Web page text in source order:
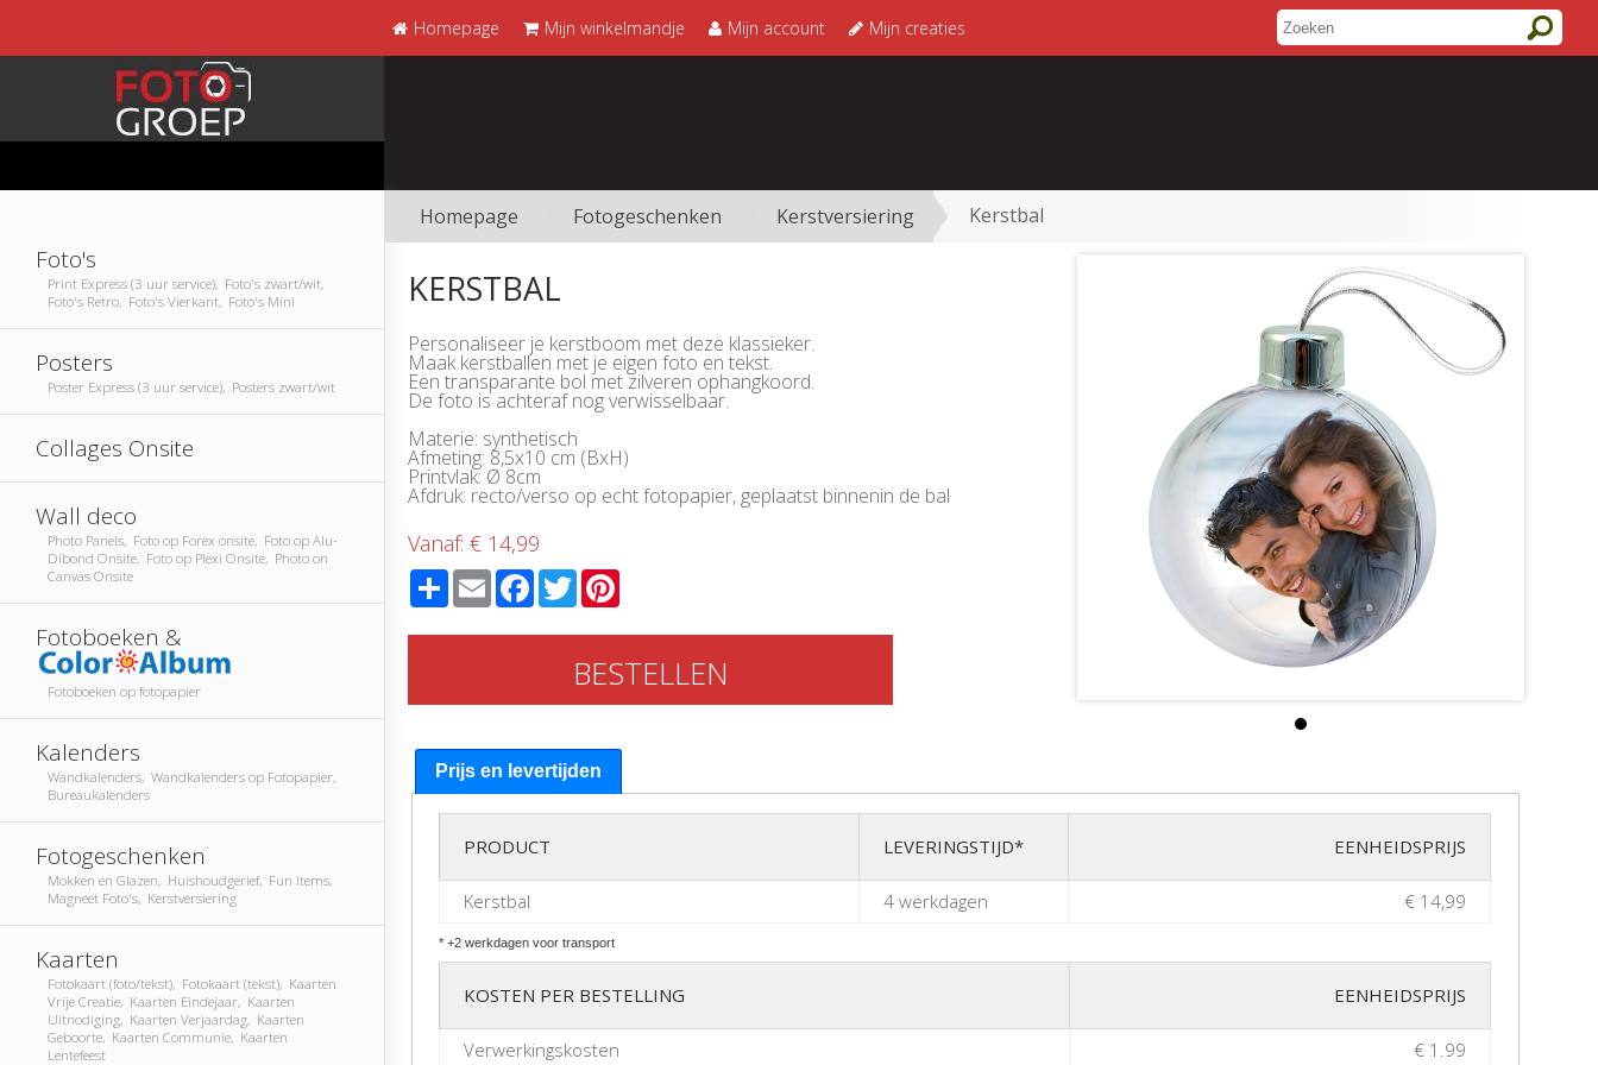
Homepage Mijn winkelmandje Mijn account Mijn creaties
Foto's
Print Express (3 uur service), Foto's zwart/wit,
Foto's Retro, Foto's Vierkant, Foto's Mini
Posters
Poster Express (3 uur service), Posters zwart/wit
Collages Onsite
Wall deco
Photo Panels, Foto op Forex onsite, Foto op Alu-
Dibond Onsite, Foto op Plexi Onsite, Photo on
Canvas Onsite
Fotoboeken &
Fotoboeken op fotopapier
Kalenders
Wandkalenders, Wandkalenders op Fotopapier,
Bureaukalenders
Fotogeschenken
Mokken en Glazen, Huishoudgerief, Fun Items,
Magneet Foto's, Kerstversiering
Kaarten
Fotokaart (foto/tekst), Fotokaart (tekst), Kaarten
Vrije Creatie, Kaarten Eindejaar, Kaarten
Uitnodiging, Kaarten Verjaardag, Kaarten
Geboorte, Kaarten Communie, Kaarten
Lentefeest
Homepage Fotogeschenken Kerstversiering Kerstbal
KERSTBAL
Personaliseer je kerstboom met deze klassieker.
Maak kerstballen met je eigen foto en tekst.
Een transparante bol met zilveren ophangkoord.
De foto is achteraf nog verwisselbaar.
Materie: synthetisch
Afmeting: 8,5x10 cm (BxH)
Printvlak: Ø 8cm
Afdruk: recto/verso op echt fotopapier, geplaatst binnenin de bal
Vanaf: € 14,99
ShareEmailFacebook
TwitterPinterest
BESTELLEN
Prijs en levertijden
PRODUCT LEVERINGSTIJD* EENHEIDSPRIJS
Kerstbal 4 werkdagen € 14,99
* +2 werkdagen voor transport
KOSTEN PER BESTELLING EENHEIDSPRIJS
Verwerkingskosten € 1.99